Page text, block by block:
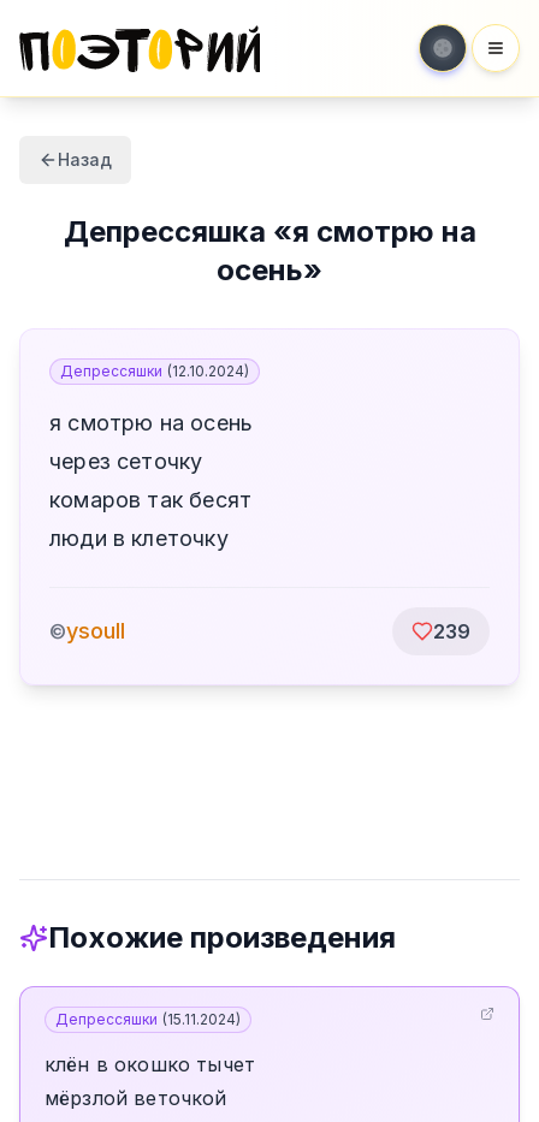
Назад
Депрессяшка «я смотрю на
осень»
Депрессяшки (12.10.2024)
я смотрю на осень
через сеточку
комаров так бесят
люди в клеточку
©ysoull 239
Похожие произведения
Депрессяшки (15.11.2024)
клён в окошко тычет
мёрзлой веточкой